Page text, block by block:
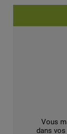
Vous
dans vos